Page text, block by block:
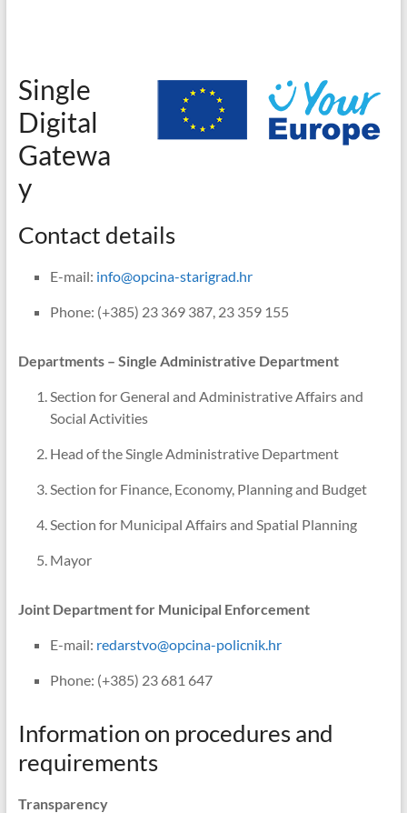
Single
Digital
Gatewa
y
Contact details
E-mail: info@opcina-starigrad.hr
Phone: (+385) 23 369 387, 23 359 155
Departments – Single Administrative Department
Section for General and Administrative Affairs and
Social Activities
Head of the Single Administrative Department
Section for Finance, Economy, Planning and Budget
Section for Municipal Affairs and Spatial Planning
Mayor
Joint Department for Municipal Enforcement
E-mail: redarstvo@opcina-policnik.hr
Phone: (+385) 23 681 647
Information on procedures and
requirements
Transparency